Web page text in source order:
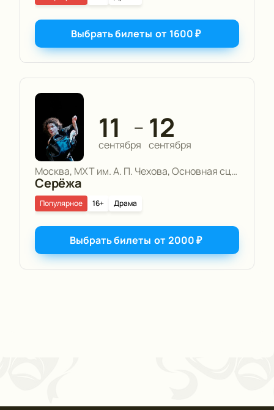
Выбрать билеты от 1600₽
11
сентября
— 12
сентября
Москва, МХТ им. А. П. Чехова, Основная сцена
Серёжа
16+ Драма
Популярное
Выбрать билеты от2000₽